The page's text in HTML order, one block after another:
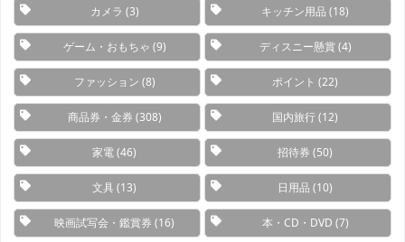
カメラ (3) キッチン用品 (18)
ゲーム・おもちゃ (9) ディスニー懸賞(4)
ファッション (8) ポイント (22)
商品券・金券 (308) 国内旅行(12)
家電(46) 招待券 (50)
文具 (13) 日用品 (10)
映画試写会・鑑賞券 (16) 本・CD・DVD (7)